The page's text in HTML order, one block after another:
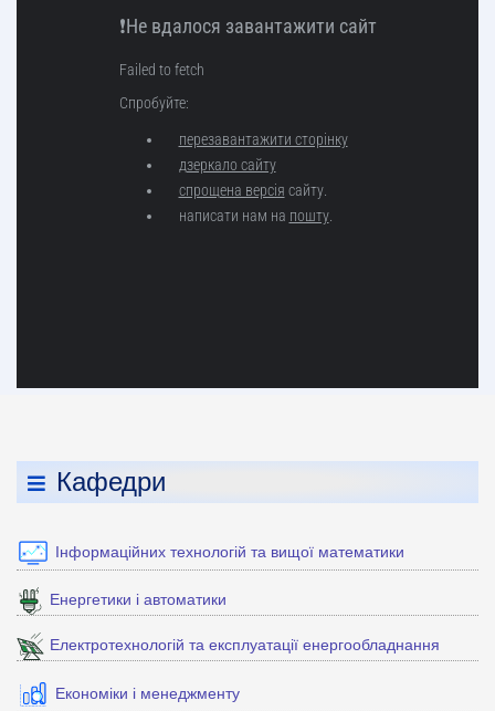
Кафедри
Інформаційних технологій та вищої математики
Енергетики і автоматики
Електротехнологій та експлуатації енергообладнання
Економіки і менеджменту